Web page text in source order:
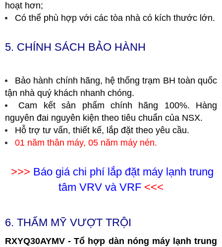
hoạt hơn;
Có thể phù hợp với các tòa nhà có kích thước lớn.
5. CHÍNH SÁCH BẢO HÀNH
Bảo hành chính hãng, hệ thống trạm BH toàn quốc
tận nhà quý khách nhanh chóng.
Cam kết sản phẩm chính hãng 100%. Hàng
nguyên đai nguyên kiện theo tiêu chuẩn của NSX.
Hỗ trợ tư vấn, thiết kế, lắp đặt theo yêu cầu.
01 năm thân máy, 05 năm máy nén.
>>> Báo giá chi phí lắp đặt máy lạnh trung
tâm VRV và VRF <<<
6. THẨM MỸ VƯỢT TRỘI
RXYQ30AYMV - Tổ hợp dàn nóng máy lạnh trung